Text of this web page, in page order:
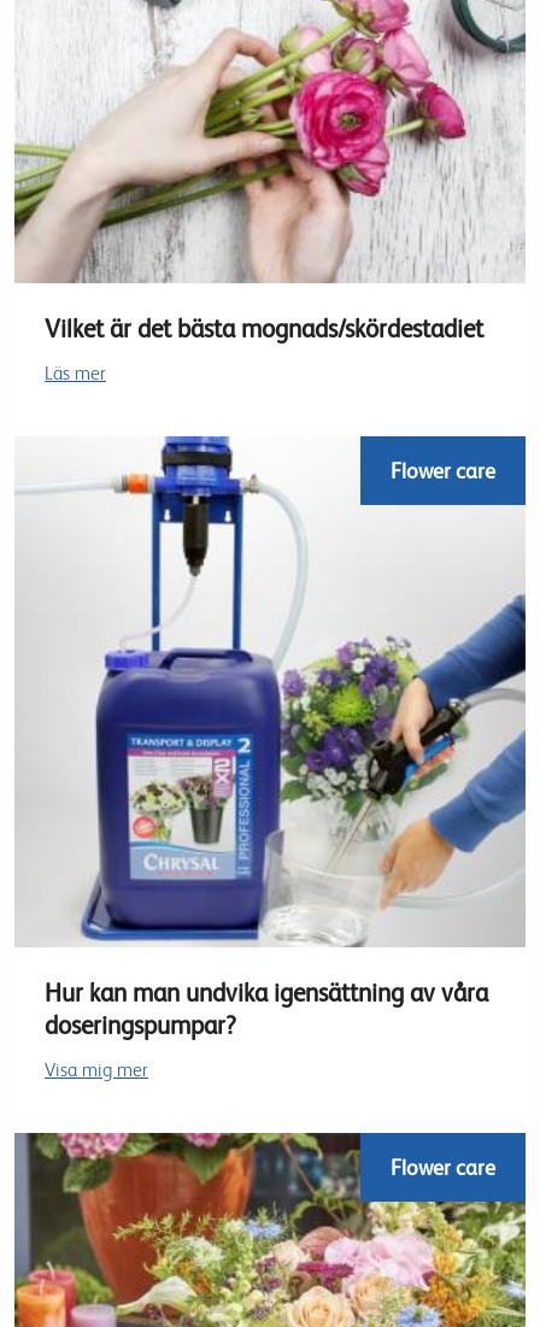
Vilket är det bästa mognads/skördestadiet
Läs mer
Flower care
Hur kan man undvika igensättning av våra
doseringspumpar?
Visa mig mer
Flower care